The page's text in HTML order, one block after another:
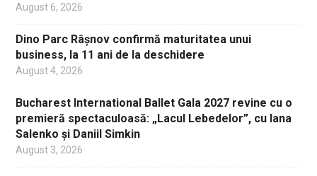
August 6, 2026
Dino Parc Râșnov confirmă maturitatea unui
business, la 11 ani de la deschidere
August 4, 2026
Bucharest International Ballet Gala 2027 revine cu o
premieră spectaculoasă: „Lacul Lebedelor”, cu Iana
Salenko și Daniil Simkin
August 3, 2026